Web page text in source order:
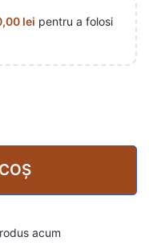
lei pentru a folosi
acum